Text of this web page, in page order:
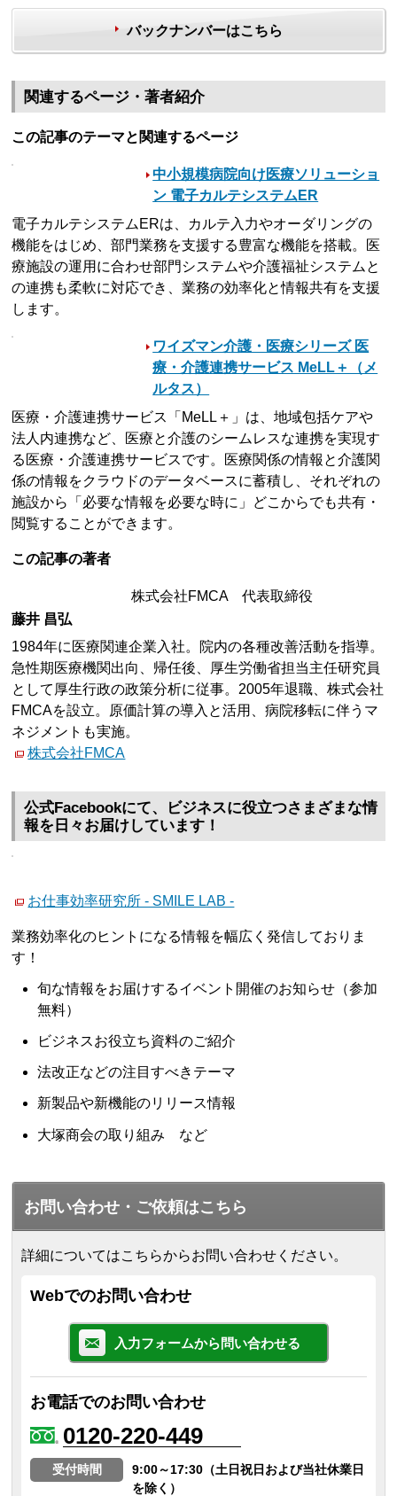
バックナンバーはこちら
関連するページ・著者紹介
この記事のテーマと関連するページ
中小規模病院向け医療ソリューショ
ン 電子カルテシステムER
電子カルテシステムERは、カルテ入力やオーダリングの
機能をはじめ、部門業務を支援する豊富な機能を搭載。医
療施設の運用に合わせ部門システムや介護福祉システムと
の連携も柔軟に対応でき、業務の効率化と情報共有を支援
します。
ワイズマン介護・医療シリーズ 医
療・介護連携サービス MeLL＋（メ
ルタス）
医療・介護連携サービス「MeLL＋」は、地域包括ケアや
法人内連携など、医療と介護のシームレスな連携を実現す
る医療・介護連携サービスです。医療関係の情報と介護関
係の情報をクラウドのデータベースに蓄積し、それぞれの
施設から「必要な情報を必要な時に」どこからでも共有・
閲覧することができます。
この記事の著者
株式会社FMCA 代表取締役
藤井 昌弘
1984年に医療関連企業入社。院内の各種改善活動を指導。
急性期医療機関出向、帰任後、厚生労働省担当主任研究員
として厚生行政の政策分析に従事。2005年退職、株式会社
FMCAを設立。原価計算の導入と活用、病院移転に伴うマ
ネジメントも実施。
株式会社FMCA
公式Facebookにて、ビジネスに役立つさまざまな情
報を日々お届けしています！
お仕事効率研究所 - SMILE LAB -
業務効率化のヒントになる情報を幅広く発信しておりま
す！
旬な情報をお届けするイベント開催のお知らせ（参加
無料）
ビジネスお役立ち資料のご紹介
法改正などの注目すべきテーマ
新製品や新機能のリリース情報
大塚商会の取り組み など
お問い合わせ・ご依頼はこちら
詳細についてはこちらからお問い合わせください。
Webでのお問い合わせ
入力フォームから問い合わせる
お電話でのお問い合わせ
0120-220-449
受付時間
9:00～17:30（土日祝日および当社休業日
を除く）